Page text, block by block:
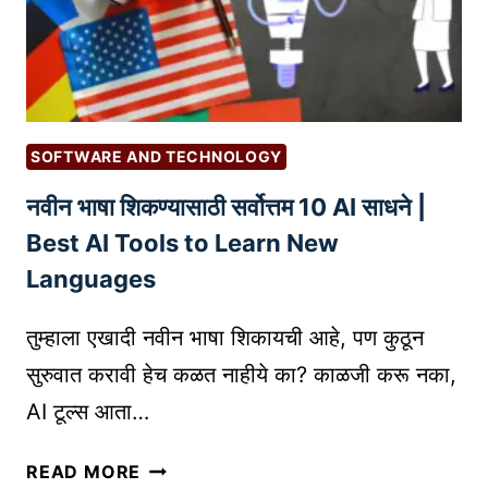
तं
त्रां
चा
वा
प
र
रा
!
T
P
1
S
O
G
L
E
A
D
S
E
N
E
च्या
द
ती
क
SOFTWARE AND TECHNOLOGY
नवीन भाषा शिकण्यासाठी सर्वोत्तम 10 AI साधने |
Best AI Tools to Learn New
Languages
तुम्हाला एखादी नवीन भाषा शिकायची आहे, पण कुठून
सुरुवात करावी हेच कळत नाहीये का? काळजी करू नका,
AI टूल्स आता…
READ MORE न